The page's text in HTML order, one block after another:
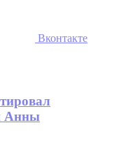
Вконтакте
Анны